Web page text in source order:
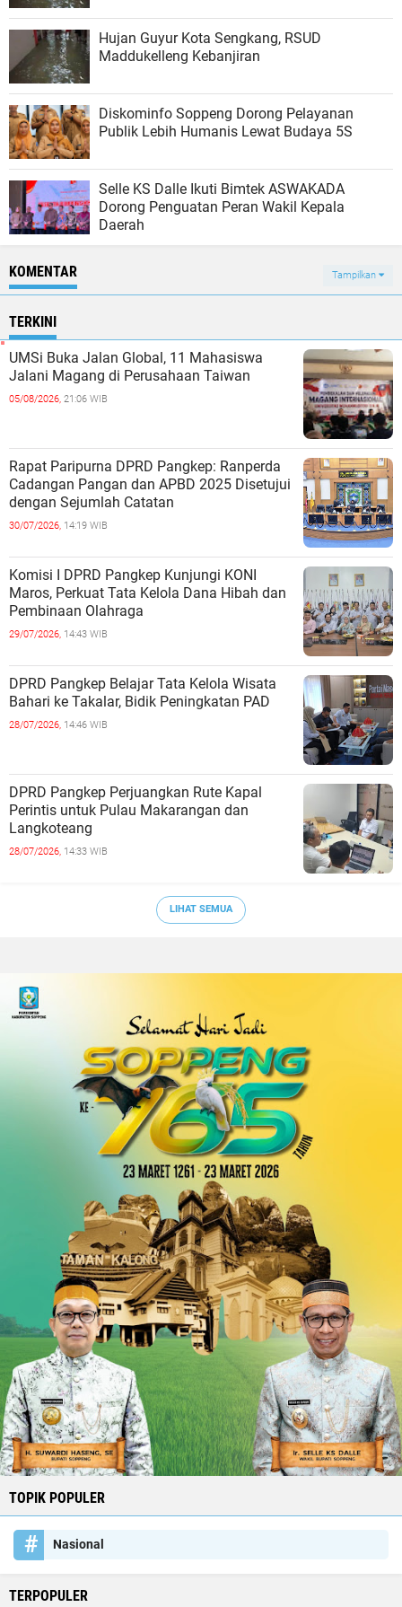
Hujan Guyur Kota Sengkang, RSUD
Maddukelleng Kebanjiran
Diskominfo Soppeng Dorong Pelayanan
Publik Lebih Humanis Lewat Budaya 5S
Selle KS Dalle Ikuti Bimtek ASWAKADA
Dorong Penguatan Peran Wakil Kepala
Daerah
KOMENTAR Tampilkan
TERKINI
UMSi Buka Jalan Global, 11 Mahasiswa
Jalani Magang di Perusahaan Taiwan
05/08/2026, 21:06 WIB
Rapat Paripurna DPRD Pangkep: Ranperda
Cadangan Pangan dan APBD 2025 Disetujui
dengan Sejumlah Catatan
30/07/2026, 14:19 WIB
Komisi I DPRD Pangkep Kunjungi KONI
Maros, Perkuat Tata Kelola Dana Hibah dan
Pembinaan Olahraga
29/07/2026, 14:43 WIB
DPRD Pangkep Belajar Tata Kelola Wisata
Bahari ke Takalar, Bidik Peningkatan PAD
28/07/2026, 14:46 WIB
DPRD Pangkep Perjuangkan Rute Kapal
Perintis untuk Pulau Makarangan dan
Langkoteang
28/07/2026, 14:33 WIB
LIHAT SEMUA
TOPIK POPULER
Nasional
TERPOPULER